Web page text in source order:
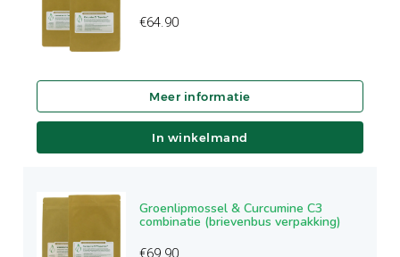
€64.90
In winkelmand
Groenlipmossel & Curcumine C3
combinatie (brievenbus verpakking)
€69.90